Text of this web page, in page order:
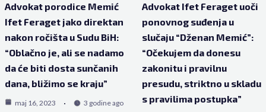
Advokat porodice Memić
Ifet Feraget jako direktan
nakon ročišta u Sudu BiH:
“Oblačno je, ali se nadamo
da će biti dosta sunčanih
dana, bližimo se kraju”
maj 16, 2023 3 godine ago
Advokat Ifet Feraget uoči
ponovnog suđenja u
slučaju “Dženan Memić”:
“Očekujem da donesu
zakonitu i pravilnu
presudu, striktno u skladu
s pravilima postupka”